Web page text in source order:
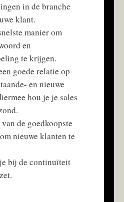
in de branche
klant.
manier om
en
te krijgen.
goede relatie op
en nieuwe
hou je je sales
de goedkoopste
nieuwe klanten te
bij de continuïteit